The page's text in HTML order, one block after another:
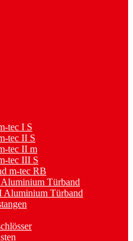
tec I S
tec II S
tec II m
tec III S
m-tec RB
Türband
Türband